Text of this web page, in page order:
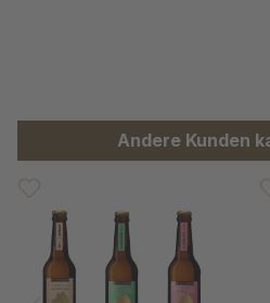
Produktgalerie überspringen
Andere Kunden